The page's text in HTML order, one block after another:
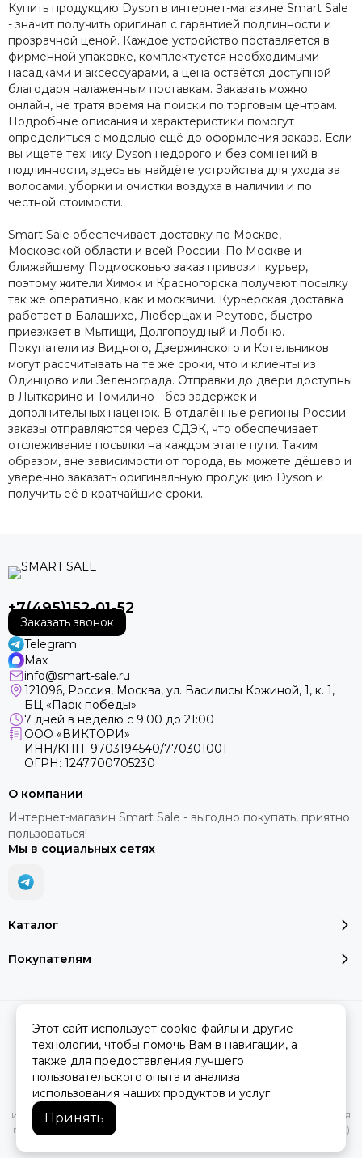
Купить продукцию Dyson в интернет-магазине Smart Sale
- значит получить оригинал с гарантией подлинности и
прозрачной ценой. Каждое устройство поставляется в
фирменной упаковке, комплектуется необходимыми
насадками и аксессуарами, а цена остаётся доступной
благодаря налаженным поставкам. Заказать можно
онлайн, не тратя время на поиски по торговым центрам.
Подробные описания и характеристики помогут
определиться с моделью ещё до оформления заказа. Если
вы ищете технику Dyson недорого и без сомнений в
подлинности, здесь вы найдёте устройства для ухода за
волосами, уборки и очистки воздуха в наличии и по
честной стоимости.
Smart Sale обеспечивает доставку по Москве,
Московской области и всей России. По Москве и
ближайшему Подмосковью заказ привозит курьер,
поэтому жители Химок и Красногорска получают посылку
так же оперативно, как и москвичи. Курьерская доставка
работает в Балашихе, Люберцах и Реутове, быстро
приезжает в Мытищи, Долгопрудный и Лобню.
Покупатели из Видного, Дзержинского и Котельников
могут рассчитывать на те же сроки, что и клиенты из
Одинцово или Зеленограда. Отправки до двери доступны
в Лыткарино и Томилино - без задержек и
дополнительных наценок. В отдалённые регионы России
заказы отправляются через СДЭК, что обеспечивает
отслеживание посылки на каждом этапе пути. Таким
образом, вне зависимости от города, вы можете дёшево и
уверенно заказать оригинальную продукцию Dyson и
получить её в кратчайшие сроки.
+7(495)152-01-52
Заказать звонок
Telegram
Max
info@smart-sale.ru
121096, Россия, Москва, ул. Василисы Кожиной, 1, к. 1,
БЦ «Парк победы»
7 дней в неделю с 9:00 до 21:00
ООО «ВИКТОРИ»
ИНН/КПП: 9703194540/770301001
ОГРН: 1247700705230
Каталог
Покупателям
О компании
Интернет-магазин Smart Sale - выгодно покупать, приятно
пользоваться!
Мы в социальных сетях
2026 © SMART SALE.Карта сайта
характеристик, стоимости товаров и услуг, носит
информационный характер и ни при каких условиях не является
публичной офертой, определяемой положениями Статьи 437(2)
Этот сайт использует cookie-файлы и другие
технологии, чтобы помочь Вам в навигации, а
также для предоставления лучшего
пользовательского опыта и анализа
использования наших продуктов и услуг.
Принять